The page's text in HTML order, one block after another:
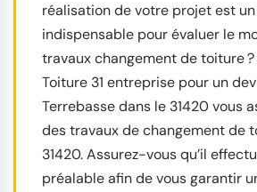
réalisation de votre projet est
indispensable pour évaluer le
travaux changement de toiture
Toiture 31 entreprise pour un
Terrebasse dans le 31420 vous
des travaux de changement de
31420. Assurez-vous qu’il
préalable afin de vous garantir